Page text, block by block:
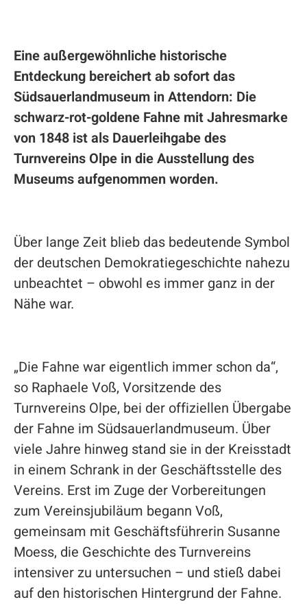
Eine außergewöhnliche historische
Entdeckung bereichert ab sofort das
Südsauerlandmuseum in Attendorn: Die
schwarz-rot-goldene Fahne mit Jahresmarke
von 1848 ist als Dauerleihgabe des
Turnvereins Olpe in die Ausstellung des
Museums aufgenommen worden.
Über lange Zeit blieb das bedeutende Symbol
der deutschen Demokratiegeschichte nahezu
unbeachtet – obwohl es immer ganz in der
Nähe war.
„Die Fahne war eigentlich immer schon da“,
so Raphaele Voß, Vorsitzende des
Turnvereins Olpe, bei der offiziellen Übergabe
der Fahne im Südsauerlandmuseum. Über
viele Jahre hinweg stand sie in der Kreisstadt
in einem Schrank in der Geschäftsstelle des
Vereins. Erst im Zuge der Vorbereitungen
zum Vereinsjubiläum begann Voß,
gemeinsam mit Geschäftsführerin Susanne
Moess, die Geschichte des Turnvereins
intensiver zu untersuchen – und stieß dabei
auf den historischen Hintergrund der Fahne.